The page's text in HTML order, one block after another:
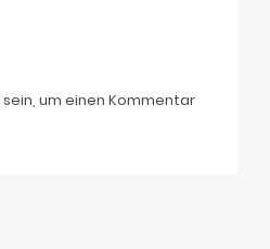
sein, um einen Kommentar